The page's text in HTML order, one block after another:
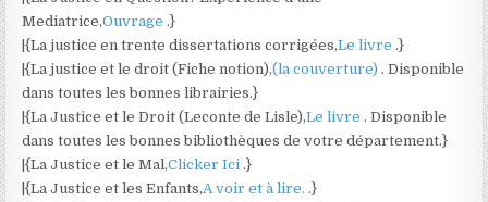
Mediatrice,Ouvrage.}
|{La justice en trente dissertations corrigées,Le livre.}
|{La justice et le droit (Fiche notion),(la couverture). Disponible
dans toutes les bonnes librairies.}
|{La Justice et le Droit (Leconte de Lisle),Le livre. Disponible
dans toutes les bonnes bibliothèques de votre département.}
|{La Justice et le Mal,Clicker Ici.}
|{La Justice et les Enfants,A voir et à lire..}